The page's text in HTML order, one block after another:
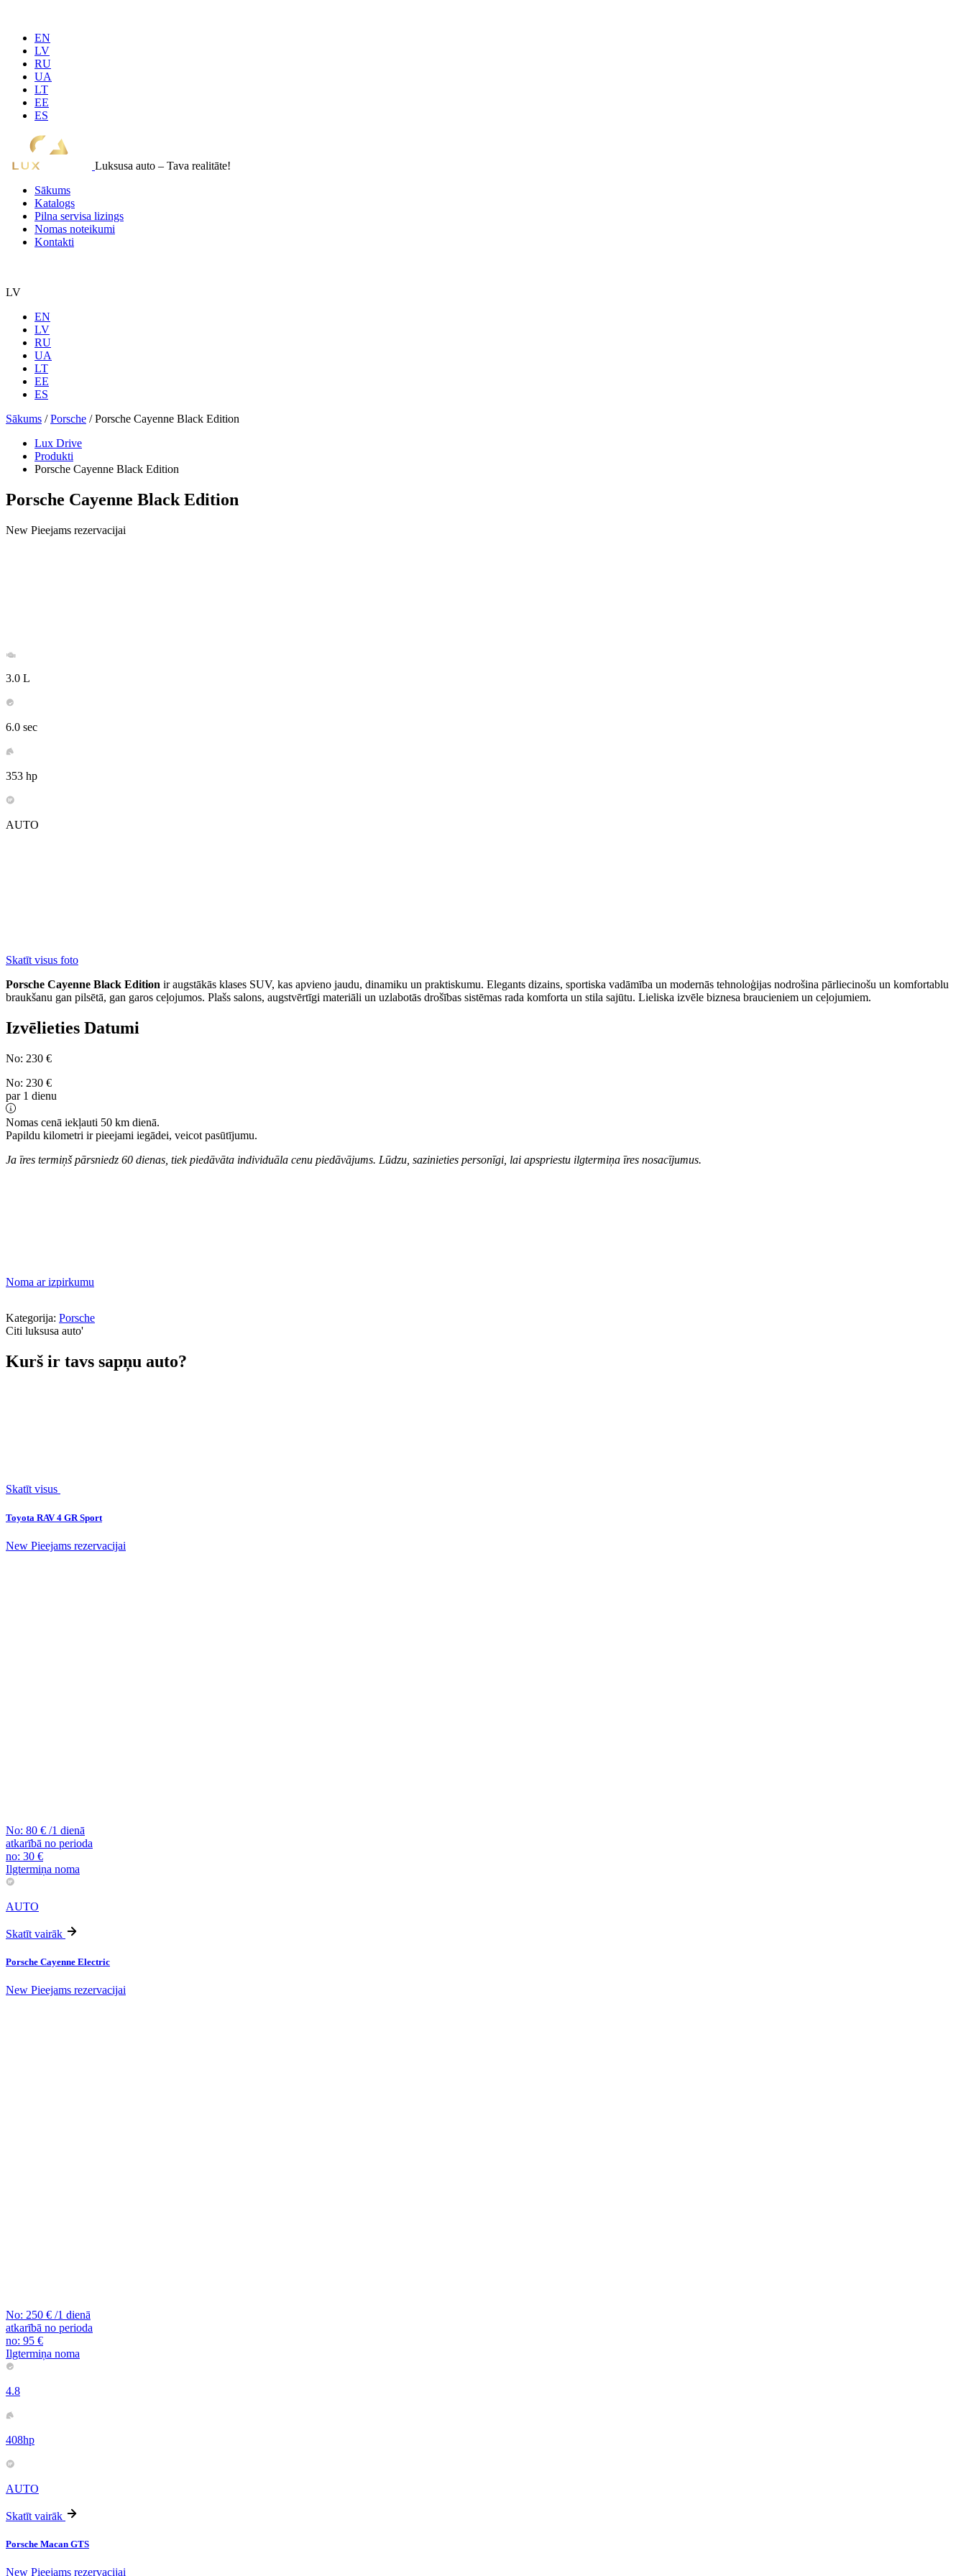
EN
LV
RU
UA
LT
EE
ES
Luksusa auto – Tava realitāte!
Sākums
Katalogs
Pilna servisa lizings
Nomas noteikumi
Kontakti
LV
EN
LV
RU
UA
LT
EE
ES
Sākums /Porsche / Porsche Cayenne Black Edition
Lux Drive
Produkti
Porsche Cayenne Black Edition
Porsche Cayenne Black Edition
New Pieejams rezervacijai
3.0 L
6.0 sec
353 hp
AUTO
Skatīt visus foto
Porsche Cayenne Black Edition ir augstākās klases SUV, kas apvieno jaudu, dinamiku un praktiskumu. Elegants dizains, sportiska vadāmība un modernās tehnoloģijas nodrošina pārliecinošu un komfortablu
braukšanu gan pilsētā, gan garos ceļojumos. Plašs salons, augstvērtīgi materiāli un uzlabotās drošības sistēmas rada komforta un stila sajūtu. Lieliska izvēle biznesa braucieniem un ceļojumiem.
Izvēlieties Datumi
No: 230 €
No: 230 €
par 1 dienu
Nomas cenā iekļauti 50 km dienā.
Papildu kilometri ir pieejami iegādei, veicot pasūtījumu.
Ja īres termiņš pārsniedz 60 dienas, tiek piedāvāta individuāla cenu piedāvājums. Lūdzu, sazinieties personīgi, lai apspriestu ilgtermiņa īres nosacījumus.
Noma ar izpirkumu
Kategorija: Porsche
Citi luksusa auto'
Kurš ir tavs sapņu auto?
Skatīt visus
Toyota RAV 4 GR Sport
New Pieejams rezervacijai
No: 80 € /1 dienā
atkarībā no perioda
no: 30 €
Ilgtermiņa noma
AUTO
Skatīt vairāk
Porsche Cayenne Electric
New Pieejams rezervacijai
No: 250 € /1 dienā
atkarībā no perioda
no: 95 €
Ilgtermiņa noma
4.8
408hp
AUTO
Skatīt vairāk
Porsche Macan GTS
New Pieejams rezervacijai